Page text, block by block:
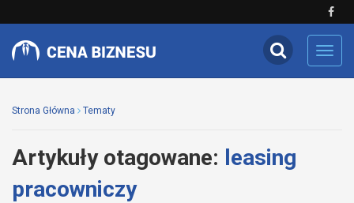
Strona Główna Tematy
Artykuły otagowane: leasing
pracowniczy